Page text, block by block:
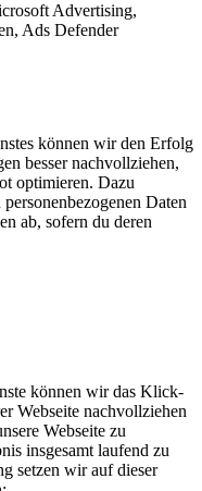
Advertising,
Ads Defender
können wir den Erfolg
besser nachvollziehen,
optimieren. Dazu
Daten
ab, sofern du deren
können wir das Klick-
Webseite nachvollziehen
Webseite zu
insgesamt laufend zu
setzen wir auf dieser